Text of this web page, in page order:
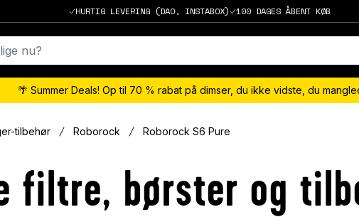
HURTIG LEVERING (DAO, INSTABOX) 100 DAGES ÅBENT KØB
🌴 Summer Deals! Op til 70 % rabat på dimser, du ikke vidste, du
tilbehør Roborock Roborock S6 Pure
filtre, børster og